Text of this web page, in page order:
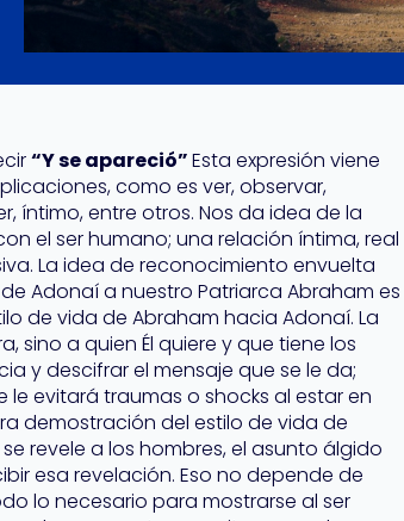
“Y se apareció”Esta expresión viene
como es ver, observar,
íntimo, entre otros. Nos da idea de la
el ser humano; una relación íntima, real
La idea de reconocimiento envuelta
Adonaí a nuestro Patriarca Abraham es
de vida de Abraham hacia Adonaí. La
sino a quien Él quiere y que tiene los
y descifrar el mensaje que se le da;
evitará traumas o shocks al estar en
demostración del estilo de vida de
revele a los hombres, el asunto álgido
esa revelación. Eso no depende de
lo necesario para mostrarse al ser